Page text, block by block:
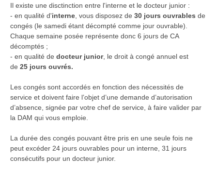
Il existe une disctinction entre l'interne et le docteur junior :
- en qualité d'interne , vous disposez de 30 jours ouvrables de
congés (le samedi étant décompté comme jour ouvrable).
Chaque semaine posée représente donc 6 jours de CA
décomptés ;
- en qualité de docteur junior, le droit à congé annuel est
de 25 jours ouvrés.
Les congés sont accordés en fonction des nécessités de
service et doivent faire l’objet d’une demande d’autorisation
d’absence, signée par votre chef de service, à faire valider par
la DAM qui vous emploie.
La durée des congés pouvant être pris en une seule fois ne
peut excéder 24 jours ouvrables pour un interne, 31 jours
consécutifs pour un docteur junior.